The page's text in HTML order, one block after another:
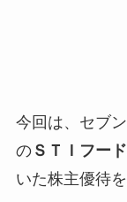
今回は、セブ
のＳＴＩフー
いた株主優待